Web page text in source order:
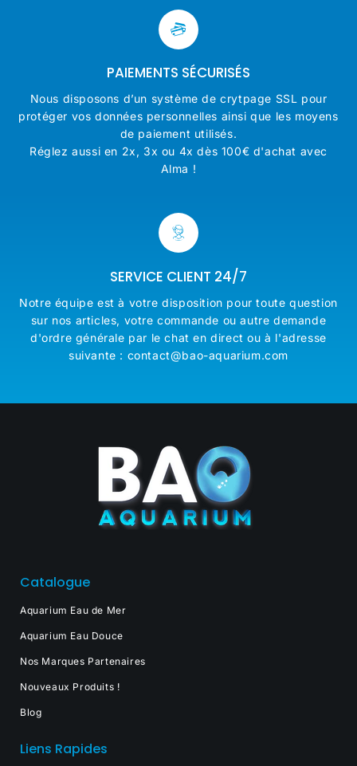
PAIEMENTS SÉCURISÉS
Nous disposons d’un système de crytpage SSL pour
protéger vos données personnelles ainsi que les moyens
de paiement utilisés.
Réglez aussi en 2x, 3x ou 4x dès 100€ d'achat avec
Alma !
SERVICE CLIENT 24/7
Notre équipe est à votre disposition pour toute question
sur nos articles, votre commande ou autre demande
d'ordre générale par le chat en direct ou à l'adresse
suivante : contact@bao-aquarium.com
Catalogue
Aquarium Eau de Mer
Aquarium Eau Douce
Nos Marques Partenaires
Nouveaux Produits !
Blog
Liens Rapides